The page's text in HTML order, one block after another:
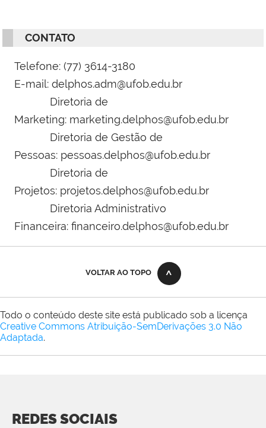
CONTATO
Telefone: (77) 3614-3180
E-mail: delphos.adm@ufob.edu.br
Diretoria de
Marketing: marketing.delphos@ufob.edu.br
Diretoria de Gestão de
Pessoas: pessoas.delphos@ufob.edu.br
Diretoria de
Projetos: projetos.delphos@ufob.edu.br
Diretoria Administrativo
Financeira: financeiro.delphos@ufob.edu.br
VOLTAR AO TOPO
Todo o conteúdo deste site está publicado sob a licença
Creative Commons Atribuição-SemDerivações 3.0 Não
Adaptada.
REDES SOCIAIS